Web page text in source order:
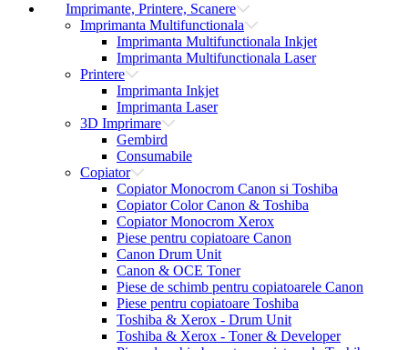
Imprimante, Printere, Scanere
Imprimanta Multifunctionala
Imprimanta Multifunctionala Inkjet
Imprimanta Multifunctionala Laser
Printere
Imprimanta Inkjet
Imprimanta Laser
3D Imprimare
Gembird
Consumabile
Copiator
Copiator Monocrom Canon si Toshiba
Copiator Color Canon & Toshiba
Copiator Monocrom Xerox
Piese pentru copiatoare Canon
Canon Drum Unit
Canon & OCE Toner
Piese de schimb pentru copiatoarele Canon
Piese pentru copiatoare Toshiba
Toshiba & Xerox - Drum Unit
Toshiba & Xerox - Toner & Developer